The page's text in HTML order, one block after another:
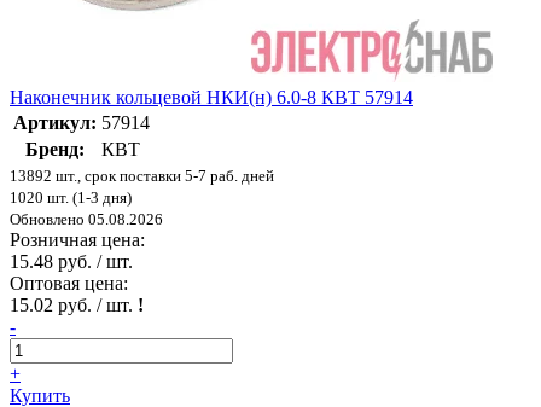
Наконечник кольцевой НКИ(н) 6.0-8 КВТ 57914
Артикул: 57914
Бренд:
КВТ
13892 шт., срок поставки 5-7 раб. дней
1020 шт. (1-3 дня)
Обновлено 05.08.2026
Розничная цена:
15.48 руб. / шт.
Оптовая цена:
15.02 руб. / шт. !
-
+
Купить